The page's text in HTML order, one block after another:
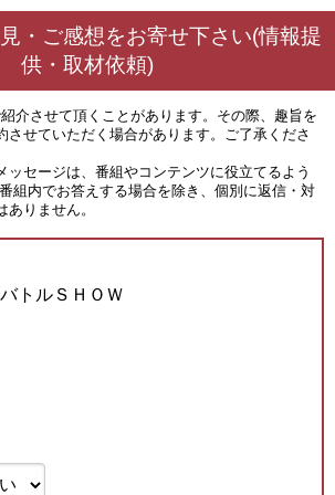
・ご感想をお寄せ下さい(情報提
供・取材依頼)
介させて頂くことがあります。その際、趣旨を
させていただく場合があります。ご了承くださ
ッセージは、番組やコンテンツに役立てるよう
組内でお答えする場合を除き、個別に返信・対
りません。
トルＳＨＯＷ